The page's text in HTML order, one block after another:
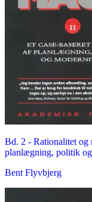
Bd. 2 - Rationalitet og
planlægning, politik
Bent Flyvbjerg